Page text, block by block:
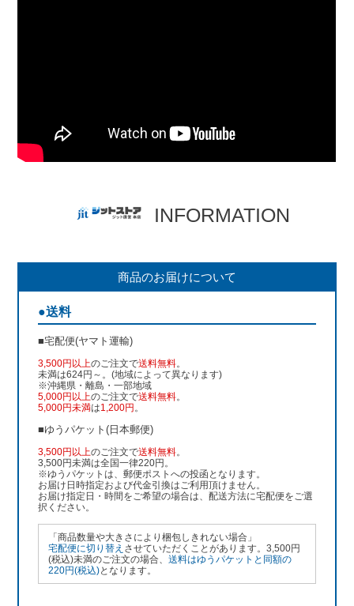
INFORMATION
商品のお届けについて
●送料
■宅配便(ヤマト運輸)
3,500円以上のご注文で送料無料。
未満は624円～。(地域によって異なります)
※沖縄県・離島・一部地域
5,000円以上のご注文で送料無料。
5,000円未満は1,200円 。
■ゆうパケット(日本郵便)
3,500円以上のご注文で送料無料。
3,500円未満は全国一律220円。
※ゆうパケットは、郵便ポストへの投函となります。
お届け日時指定および代金引換はご利用頂けません。
お届け指定日・時間をご希望の場合は、配送方法に宅配便をご選
択ください。
「商品数量や大きさにより梱包しきれない場合」
宅配便に切り替え させていただくことがあります。3,500円
(税込)未満のご注文の場合、送料はゆうパケットと同額の
220円(税込)となります。